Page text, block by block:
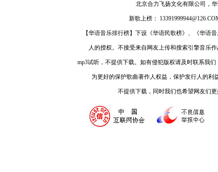
北京合力飞扬文化有限公司，
新歌上榜：
【华语音乐排行榜】下设《华语民歌榜》、《华语
人的授权。不接受来自网友上传和搜索引擎音乐
mp3试听，不提供下载。如有侵犯版权请及时联系我
为更好的保护歌曲著作人权益，保护发行人的
不提供下载，同时我们也希望网友们